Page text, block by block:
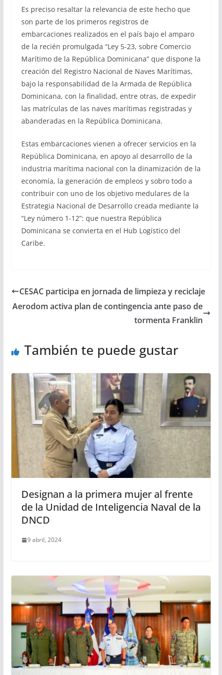
Es preciso resaltar la relevancia de este hecho que
son parte de los primeros registros de
embarcaciones realizados en el país bajo el amparo
de la recién promulgada “Ley 5-23, sobre Comercio
Marítimo de la República Dominicana” que dispone la
creación del Registro Nacional de Naves Marítimas,
bajo la responsabilidad de la Armada de República
Dominicana, con la finalidad, entre otras, de expedir
las matrículas de las naves marítimas registradas y
abanderadas en la República Dominicana.
Estas embarcaciones vienen a ofrecer servicios en la
República Dominicana, en apoyo al desarrollo de la
industria marítima nacional con la dinamización de la
economía, la generación de empleos y sobro todo a
contribuir con uno de los objetivo medulares de la
Estrategia Nacional de Desarrollo creada mediante la
“Ley número 1-12”: que nuestra República
Dominicana se convierta en el Hub Logístico del
Caribe.
CESAC participa en jornada de limpieza y reciclaje
Aerodom activa plan de contingencia ante paso de
tormenta Franklin
También te puede gustar
Designan a la primera mujer al frente
de la Unidad de Inteligencia Naval de la
DNCD
9 abril, 2024